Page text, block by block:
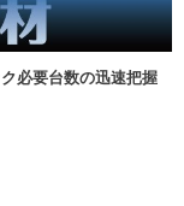
必要台数の迅速把握